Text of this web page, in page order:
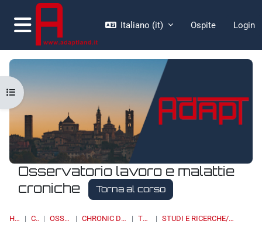
Vai al contenuto principale
Pannello laterale
Italiano ‎(it)‎ Ospite Login
Osservatorio lavoro e malattie
croniche
Torna al corso
HOME CORSI OSSERVATORI CHRONIC DISEASES & WORK TOPIC 10 STUDI E RICERCHE/ STUDIES AND RESEARCH
Apri indice del corso